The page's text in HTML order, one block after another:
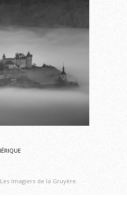
Imagiers de la Gruyère.